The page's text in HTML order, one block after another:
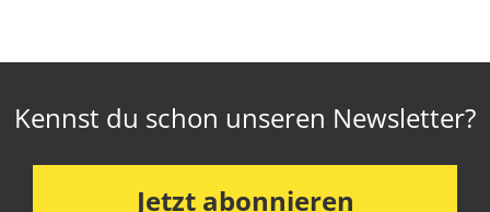
Kennst du schon unseren Newsletter?
Jetzt abonnieren